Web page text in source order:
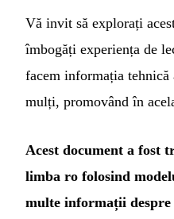
Vă invit să explorați
îmbogăți experiența de
facem informația tehnică
mulți, promovând în
Acest document a fost
limba ro folosind
multe informații despre